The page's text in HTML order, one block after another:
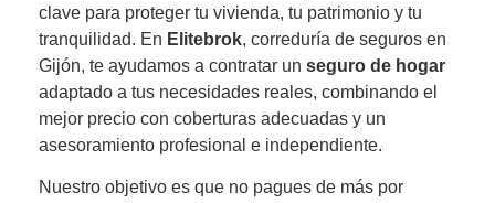
clave para proteger tu vivienda, tu patrimonio y tu
tranquilidad. En Elitebrok, correduría de seguros en
Gijón, te ayudamos a contratar un seguro de hogar
adaptado a tus necesidades reales, combinando el
mejor precio con coberturas adecuadas y un
asesoramiento profesional e independiente.
Nuestro objetivo es que no pagues de más por